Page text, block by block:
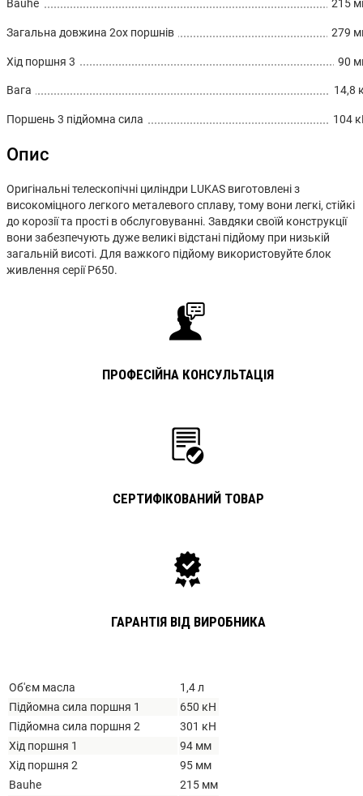
Bauhе 215
Загальна довжина 2ох поршнів 279
Хід поршня 3 90
Вага 14,8
Поршень 3 підйомна сила 104
Опис
Оригінальні телескопічні циліндри LUKAS виготовлені з
високоміцного легкого металевого сплаву, тому вони легкі, стійкі
до корозії та прості в обслуговуванні. Завдяки своїй конструкції
вони забезпечують дуже великі відстані підйому при низькій
загальній висоті. Для важкого підйому використовуйте блок
живлення серії P650.
ПРОФЕСІЙНА КОНСУЛЬТАЦІЯ
СЕРТИФІКОВАНИЙ ТОВАР
ГАРАНТІЯ ВІД ВИРОБНИКА
Об'єм масла
1,4 л
Підйомна сила поршня 1
650 кН
Підйомна сила поршня 2
301 кН
Хід поршня 1
94 мм
Хід поршня 2
95 мм
Bauhе
215 мм